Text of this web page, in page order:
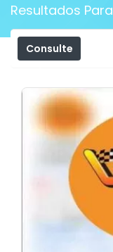
Resultados Para
Consulte